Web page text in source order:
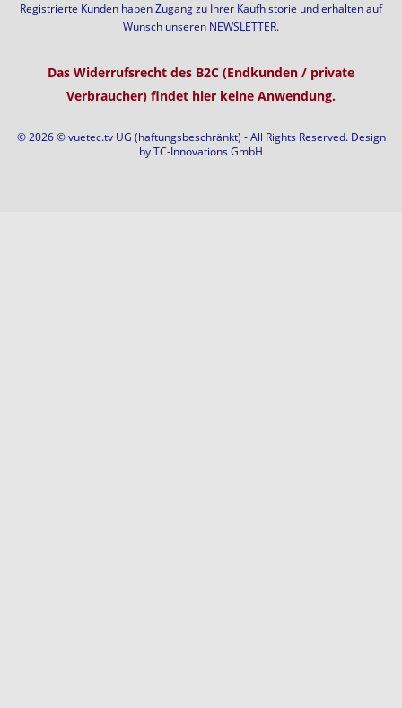
Registrierte Kunden haben Zugang zu Ihrer Kaufhistorie und erhalten auf
Wunsch unseren NEWSLETTER.
Das Widerrufsrecht des B2C (Endkunden / private
Verbraucher) findet hier keine Anwendung.
© 2026 © vuetec.tv UG (haftungsbeschränkt) - All Rights Reserved. Design
byTC-Innovations GmbH